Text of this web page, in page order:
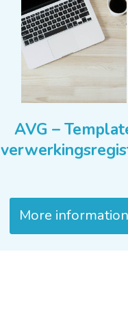
AVG –
More information